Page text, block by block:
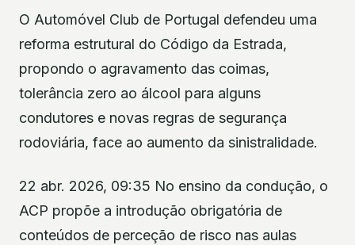
O Automóvel Club de Portugal defendeu uma
reforma estrutural do Código da Estrada,
propondo o agravamento das coimas,
tolerância zero ao álcool para alguns
condutores e novas regras de segurança
rodoviária, face ao aumento da sinistralidade.
22 abr. 2026, 09:35 No ensino da condução, o
ACP propõe a introdução obrigatória de
conteúdos de perceção de risco nas aulas